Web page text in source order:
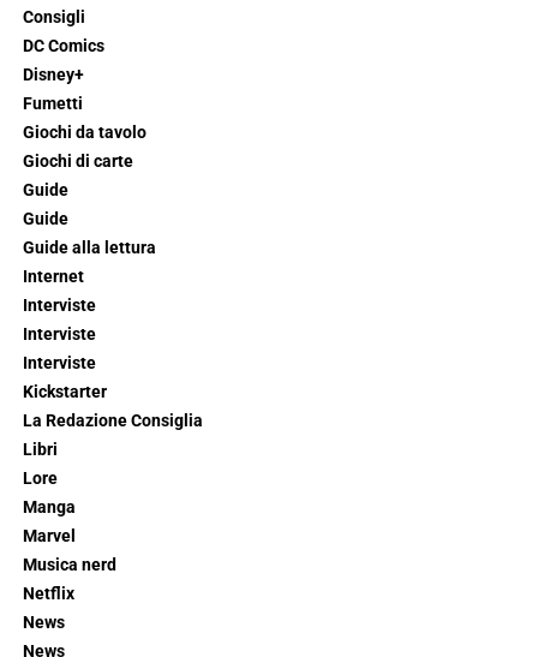
Consigli
DC Comics
Disney+
Fumetti
Giochi da tavolo
Giochi di carte
Guide
Guide
Guide alla lettura
Internet
Interviste
Interviste
Interviste
Kickstarter
La Redazione Consiglia
Libri
Lore
Manga
Marvel
Musica nerd
Netflix
News
News